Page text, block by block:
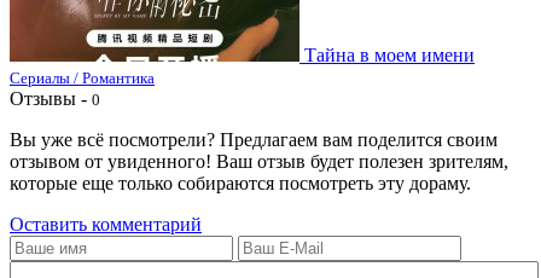
Тайна в моем имени
Сериалы / Романтика
Отзывы - 0
Вы уже всё посмотрели? Предлагаем вам поделится своим
отзывом от увиденного! Ваш отзыв будет полезен зрителям,
которые еще только собираются посмотреть эту дораму.
Оставить комментарий